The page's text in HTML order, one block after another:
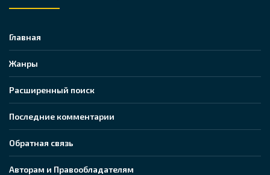
Главная
Жанры
Расширенный поиск
Последние комментарии
Обратная связь
Авторам и Правообладателям